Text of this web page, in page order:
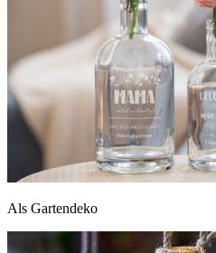
Als Gartendeko